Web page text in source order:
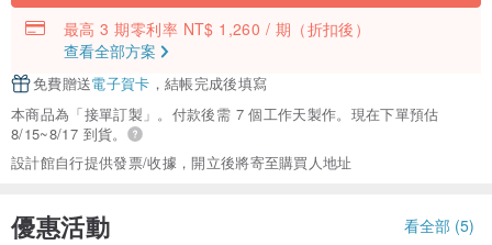
最高 3 期零利率 NT$ 1,260 / 期 （折扣後）
查看全部方案
免費贈送電子賀卡 ，結帳完成後填寫
本商品為「接單訂製」。付款後需 7 個工作天製作。現在下單預估
8/15~8/17 到貨。
設計館自行提供發票/收據，開立後將寄至購買人地址
優惠活動 看全部 (5)